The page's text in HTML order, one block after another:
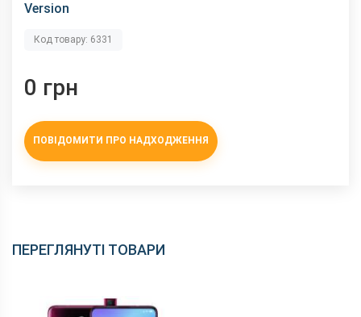
Version
Код товару: 6331
0 грн
ПОВІДОМИТИ ПРО НАДХОДЖЕННЯ
ПЕРЕГЛЯНУТІ ТОВАРИ